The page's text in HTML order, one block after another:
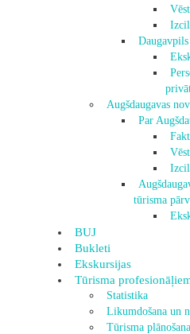
Augšdaugavas
Par
tūrisma
BUJ
Bukleti
Ekskursijas
Tūrisma
Statistika
Likumdošana un
Tūrisma